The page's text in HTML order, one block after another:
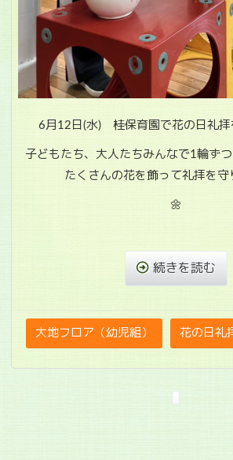
6月12日(水) 桂保育園で花の日礼拝
子どもたち、大人たちみんなで1輪ずつ
たくさんの花を飾って礼拝を守
🌼
続きを読む
大地フロア（幼児組） 花の日礼